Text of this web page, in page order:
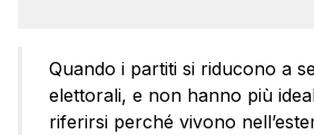
Quando i partiti si riducono a
elettorali, e non hanno più
riferirsi perché vivono